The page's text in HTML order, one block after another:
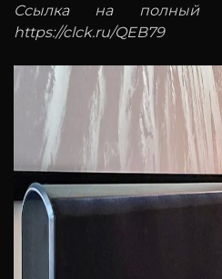
Ссылка на
https://clck.ru/QEB79